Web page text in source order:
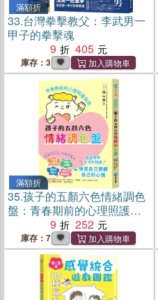
滿額折
33.台灣拳擊教父：李武男一
甲子的拳擊魂
9
405
庫存：3
滿額折
35.孩子的五顏六色情緒調色
盤：青春期前的心理照護指
9 252
庫存：7